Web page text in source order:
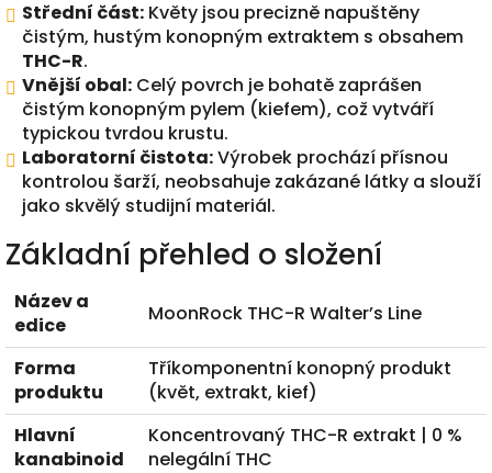
Střední část: Květy jsou precizně napuštěny
čistým, hustým konopným extraktem s obsahem
THC-R.
Vnější obal: Celý povrch je bohatě zaprášen
čistým konopným pylem (kiefem), což vytváří
typickou tvrdou krustu.
Laboratorní čistota:Výrobek prochází přísnou
kontrolou šarží, neobsahuje zakázané látky a slouží
jako skvělý studijní materiál.
Základní přehled o složení
Název a
edice
MoonRock THC-R Walter’s Line
Forma
produktu
Tříkomponentní konopný produkt
(květ, extrakt, kief)
Hlavní
kanabinoid
Koncentrovaný THC-R extrakt | 0 %
nelegální THC